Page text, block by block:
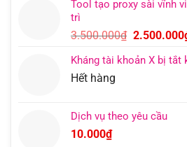
Tool tạo proxy sài vĩnh
trì
3.500.000₫ Giá
là:
2.500.000
Kháng tài khoản X bị tắt
Hết hàng
Dịch vụ theo yêu cầu
10.000₫